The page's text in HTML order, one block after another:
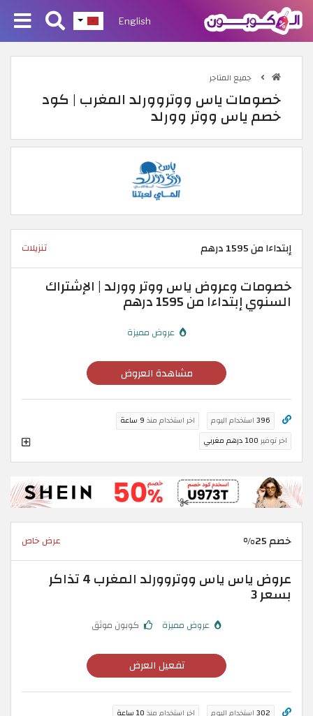
English
جميع المتاجر
خصومات ياس ووتروورلد المغرب | كود
خصم ياس ووتر وورلد
إبتداءا من 1595 درهم تنزيلات
خصومات وعروض ياس ووتر وورلد | الإشتراك
السنوي إبتداءا من 1595 درهم
عروض مميزة
مشاهدة العروض
396 استخدام اليوم اخر استخدام منذ 9 ساعة
اخر توفير 100 درهم مغربي
خصم 25% عرض خاص
عروض ياس ياس ووتروورلد المغرب 4 تذاكر
بسعر 3
عروض مميزة كوبون موثق
تفعيل العرض
302 استخدام اليوم اخر استخدام منذ 10 ساعة